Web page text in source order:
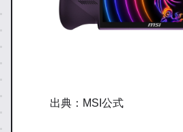
出典：MSI公式